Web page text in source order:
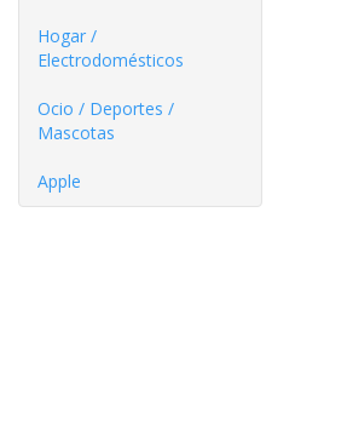
Hogar /
Electrodomésticos
Ocio / Deportes /
Mascotas
Apple